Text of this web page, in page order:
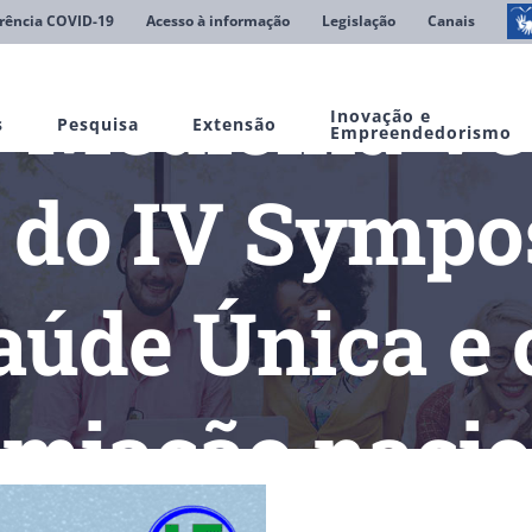
COVID-19 Acesso à informação Legislação Canais
Pesquisa Extensão Inovação e
Empreendedorismo
Medicina
IV
Única e
Veterinária participa do IV Symposium One Health/Saúde